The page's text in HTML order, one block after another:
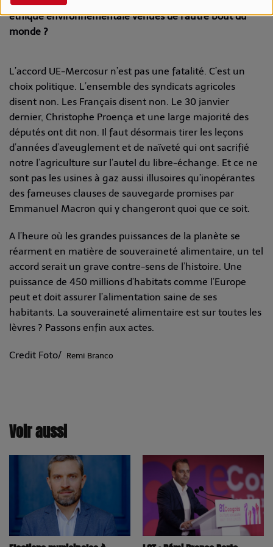
éthique environnementale venues de l’autre bout du
monde ?
L’accord UE-Mercosur n’est pas une fatalité. C’est un
choix politique. L’ensemble des syndicats agricoles
disent non. Les Français disent non. Le 30 janvier
dernier, Christophe Proença et une large majorité des
députés ont dit non. Il faut désormais tirer les leçons
d’années d’aveuglement et de naïveté qui ont sacrifié
notre l’agriculture sur l’autel du libre-échange. Et ce ne
sont pas les usines à gaz aussi illusoires qu’inopérantes
des fameuses clauses de sauvegarde promises par
Emmanuel Macron qui y changeront quoi que ce soit.
A l’heure où les grandes puissances de la planète se
réarment en matière de souveraineté alimentaire, un tel
accord serait un grave contre-sens de l’histoire. Une
puissance de 450 millions d’habitats comme l’Europe
peut et doit assurer l’alimentation saine de ses
habitants. La souveraineté alimentaire est sur toutes les
lèvres ? Passons enfin aux actes.
Credit Foto/ Remi Branco
Voir aussi